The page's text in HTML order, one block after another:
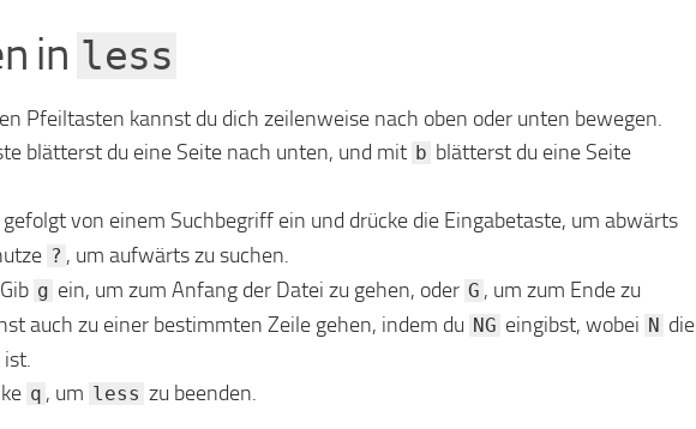
in less
Pfeiltasten kannst du dich zeilenweise nach oben oder unten bewegen.
blätterst du eine Seite nach unten, und mit b blätterst du eine Seite
gefolgt von einem Suchbegriff ein und drücke die Eingabetaste, um abwärts
? , um aufwärts zu suchen.
g ein, um zum Anfang der Datei zu gehen, oder G , um zum Ende zu
auch zu einer bestimmten Zeile gehen, indem du NG eingibst, wobei N die
q , um less zu beenden.